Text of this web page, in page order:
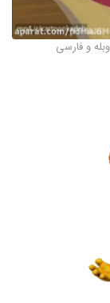
و فارسی